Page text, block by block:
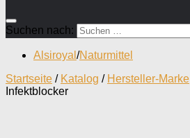
Suchen nach:
Alsiroyal /Naturmittel
Startseite / Katalog / Hersteller-Marke
Infektblocker